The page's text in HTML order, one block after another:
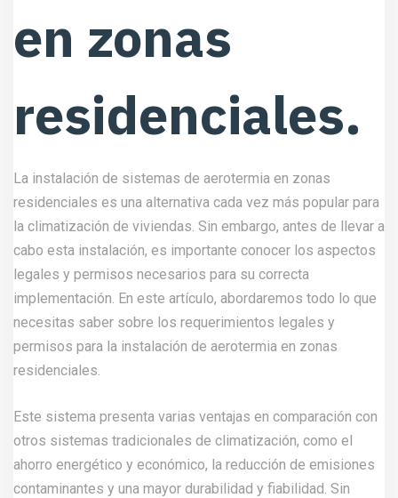
en zonas
residenciales.
La instalación de sistemas de aerotermia en zonas
residenciales es una alternativa cada vez más popular para
la climatización de viviendas. Sin embargo, antes de llevar a
cabo esta instalación, es importante conocer los aspectos
legales y permisos necesarios para su correcta
implementación. En este artículo, abordaremos todo lo que
necesitas saber sobre los requerimientos legales y
permisos para la instalación de aerotermia en zonas
residenciales.
Este sistema presenta varias ventajas en comparación con
otros sistemas tradicionales de climatización, como el
ahorro energético y económico, la reducción de emisiones
contaminantes y una mayor durabilidad y fiabilidad. Sin